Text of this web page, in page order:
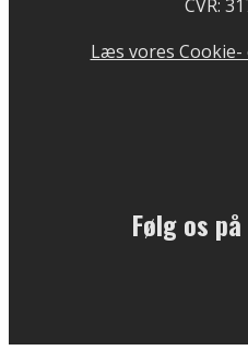
CVR:
Læs vores
Følg os